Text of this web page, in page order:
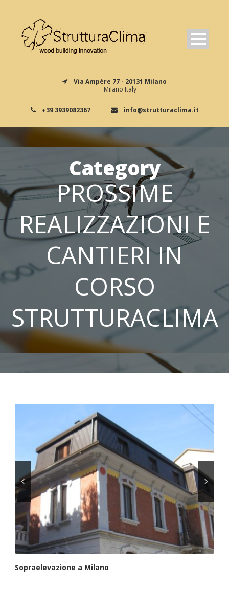
Via Ampère 77 - 20131 Milano
Milano Italy
+39 3939082367 info@strutturaclima.it
Category
PROSSIME
REALIZZAZIONI E
CANTIERI IN
CORSO
STRUTTURACLIMA
Sopraelevazione a Milano